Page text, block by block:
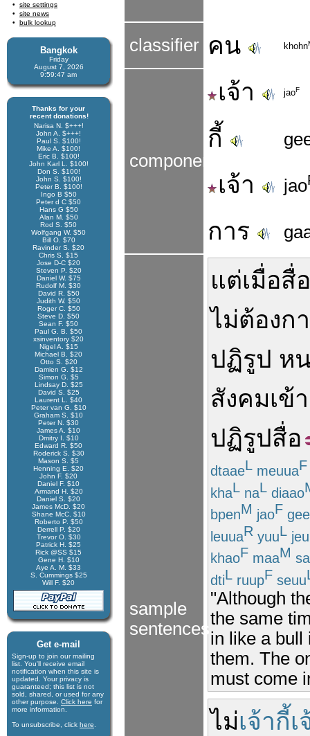
site settings
site news
bulk lookup
Bangkok
Friday
August 7, 2026
9:59:48 am
Thanks for your
recent donations!
Narisa N. $+++!
John A. $+++!
Paul S. $100!
Mike A. $100!
Eric B. $100!
John Karl L. $100!
Don S. $100!
John S. $100!
Peter B. $100!
Ingo B $50
Peter d C $50
Hans G $50
Alan M. $50
Rod S. $50
Wolfgang W. $50
Bill O. $70
Ravinder S. $20
Chris S. $15
Jose D-C $20
Steven P. $20
Daniel W. $75
Rudolf M. $30
David R. $50
Judith W. $50
Roger C. $50
Steve D. $50
Sean F. $50
Paul G. B. $50
xsinventory $20
Nigel A. $15
Michael B. $20
Otto S. $20
Damien G. $12
Simon G. $5
Lindsay D. $25
David S. $25
Laurent L. $40
Peter van G. $10
Graham S. $10
Peter N. $30
James A. $10
Dmitry I. $10
Edward R. $50
Roderick S. $30
Mason S. $5
Henning E. $20
John F. $20
Daniel F. $10
Armand H. $20
Daniel S. $20
James McD. $20
Shane McC. $10
Roberto P. $50
Derrell P. $20
Trevor O. $30
Patrick H. $25
Rick @SS $15
Gene H. $10
Aye A. M. $33
S. Cummings $25
Will F. $20
Get e-mail
Sign-up to join our mail­ing
list. You'll receive e­mail
notification when this site is
updated. Your privacy is
guaran­teed; this list is not
sold, shared, or used for any
other purpose. Click here for
more infor­mation.
To unsubscribe, click here
classifier คน khohn
components
เจ้า jaoF
กี้
เจ้า jao
การ
sample
sentences
แต่เมื่อสื่อ
ไม่ต้องก
ปฏิรูป ห
สังคมเข้า
ปฏิรูปสื่อ
dtaaeL meuuaF
khaL naL diaao
bpenM jaoF gee
leuuaR yuuL
khaoF maaM
dtiL ruupF seuu
"Although
the same
in like a bull
them. The
must come
ไม่เจ้ากี้